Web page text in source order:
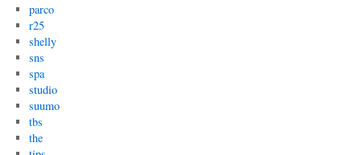
parco
r25
shelly
sns
spa
studio
suumo
tbs
the